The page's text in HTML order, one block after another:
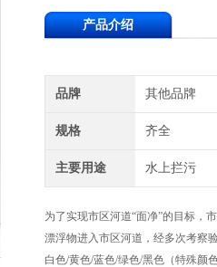
产品介绍
品牌 其他品牌
规格 齐全
主要用途 水上拦污
为了实现市区河道“面净”的目标，
漂浮物进入市区河道，经多次考察
白色/黄色/蓝色/绿色/黑色（特殊颜